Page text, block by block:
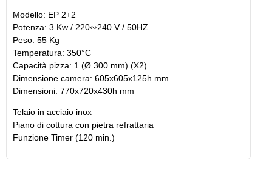
Modello: EP 2+2
Potenza: 3 Kw / 220∾240 V / 50HZ
Peso: 55 Kg
Temperatura: 350°C
Capacità pizza: 1 (Ø 300 mm) (X2)
Dimensione camera: 605x605x125h mm
Dimensioni: 770x720x430h mm
Telaio in acciaio inox
Piano di cottura con pietra refrattaria
Funzione Timer (120 min.)